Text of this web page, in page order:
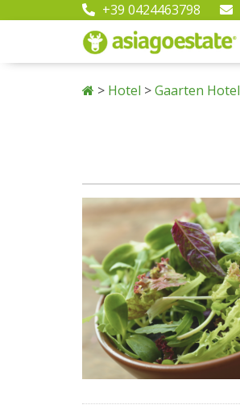
+39 0424463798
> Hotel >Gaarten Hotel